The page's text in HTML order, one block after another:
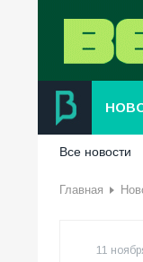
Все новости
Главная
11